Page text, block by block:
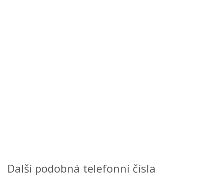
Další podobná telefonní čísla